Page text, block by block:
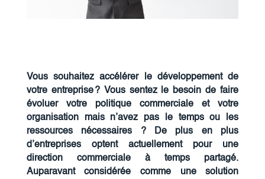
Vous souhaitez accélérer le développement de
votre entreprise ? Vous sentez le besoin de faire
évoluer votre politique commerciale et votre
organisation mais n’avez pas le temps ou les
ressources nécessaires ? De plus en plus
d’entreprises optent actuellement pour une
direction commerciale à temps partagé.
Auparavant considérée comme une solution